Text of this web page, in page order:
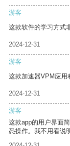
游客
这款软件的学习方式
2024-12-31
游客
这款加速器VPM应用
2024-12-31
游客
这款app的用户界面
悉操作。我不用看说